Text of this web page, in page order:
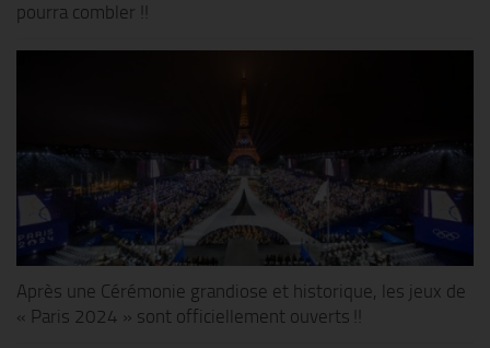
pourra combler !!
Après une Cérémonie grandiose et historique, les jeux de
« Paris 2024 » sont officiellement ouverts !!